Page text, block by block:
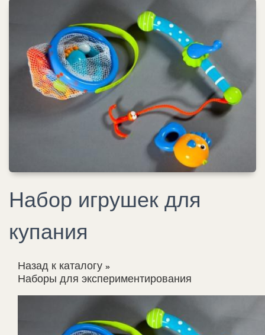
Набор игрушек для
купания
Назад к каталогу
Наборы для экспериментирования